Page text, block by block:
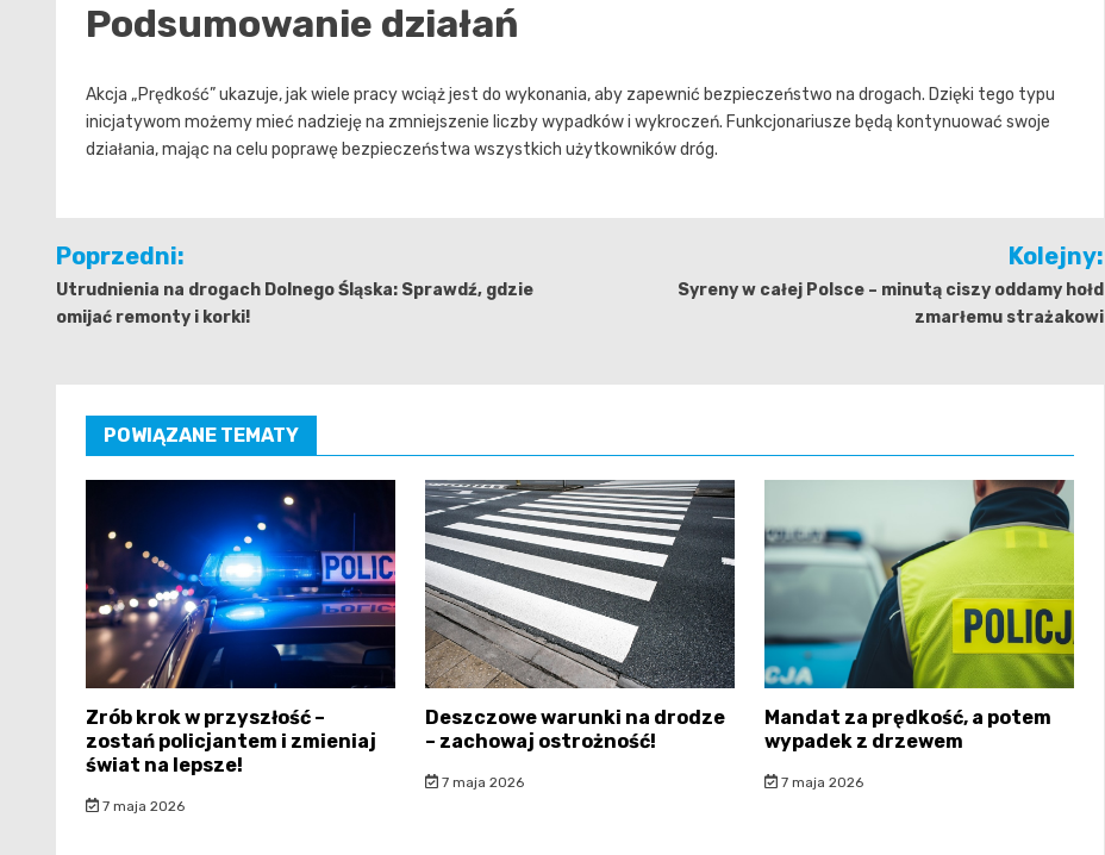
Podsumowanie działań
Akcja „Prędkość” ukazuje, jak wiele pracy wciąż jest do wykonania, aby zapewnić bezpieczeństwo na drogach. Dzięki tego typu
inicjatywom możemy mieć nadzieję na zmniejszenie liczby wypadków i wykroczeń. Funkcjonariusze będą kontynuować swoje
działania, mając na celu poprawę bezpieczeństwa wszystkich użytkowników dróg.
Nawigacja
wpisu
Poprzedni:
Utrudnienia na drogach Dolnego Śląska: Sprawdź, gdzie
omijać remonty i korki!
Kolejny:
Syreny w całej Polsce – minutą ciszy oddamy hołd
zmarłemu strażakowi
POWIĄZANE TEMATY
Zrób krok w przyszłość –
zostań policjantem i zmieniaj
świat na lepsze!
7 maja 2026
Deszczowe warunki na drodze
– zachowaj ostrożność!
7 maja 2026
Mandat za prędkość, a potem
wypadek z drzewem
7 maja 2026